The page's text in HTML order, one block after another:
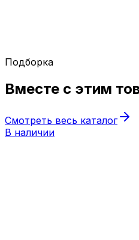
Подборка
Вместе с этим
Смотреть весь каталог
В наличии